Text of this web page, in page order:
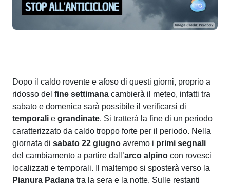
Dopo il caldo rovente e afoso di questi giorni, proprio a
ridosso del fine settimana cambierà il meteo, infatti tra
sabato e domenica sarà possibile il verificarsi di
temporali e grandinate. Si tratterà la fine di un periodo
caratterizzato da caldo troppo forte per il periodo. Nella
giornata di sabato 22 giugno avremo i primi segnali
del cambiamento a partire dall’arco alpino con rovesci
localizzati e temporali. Il maltempo si sposterà verso la
Pianura Padana tra la sera e la notte. Sulle restanti